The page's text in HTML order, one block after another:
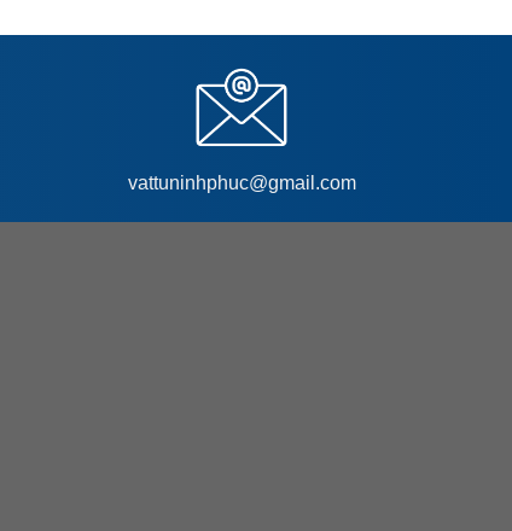
vattuninhphuc@gmail.com